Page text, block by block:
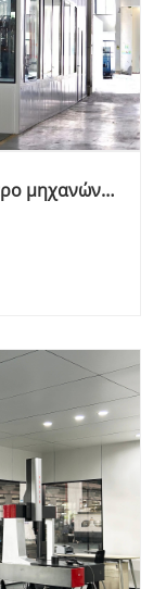
μηχανών